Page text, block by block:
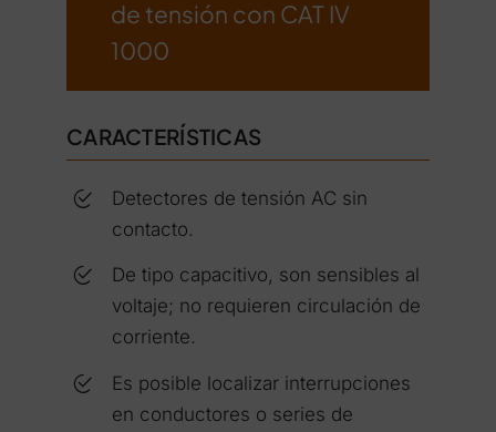
de tensión con CAT IV
1000
CARACTERÍSTICAS
Detectores de tensión AC sin
contacto.
De tipo capacitivo, son sensibles al
voltaje; no requieren circulación de
corriente.
Es posible localizar interrupciones
en conductores o series de